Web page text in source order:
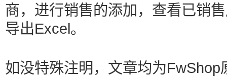
商，进行销售的添加，查看已销
导出Excel。
如没特殊注明，文章均为FwShop